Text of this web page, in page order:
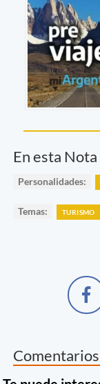
En esta Nota
Personalidades:
Temas: TURISMO
Comentarios